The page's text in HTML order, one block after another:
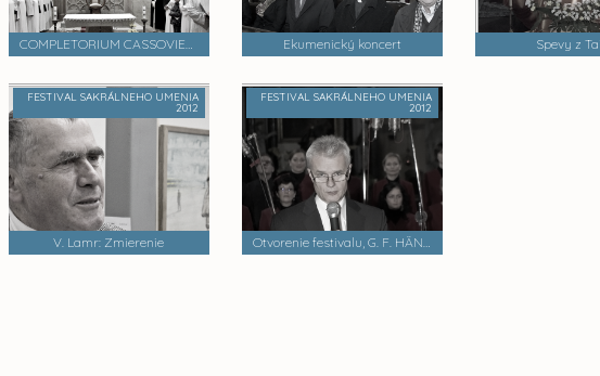
COMPLETORIUM CASSOVIENSE Ekumenický koncert Spevy z
FESTIVAL SAKRÁLNEHO UMENIA
2012
V. Lamr: Zmierenie
FESTIVAL SAKRÁLNEHO UMENIA
2012
Otvorenie festivalu, G. F. HÄNDEL: MESSIAH